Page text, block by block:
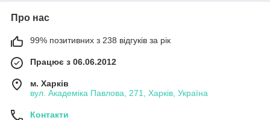
Про нас
99% позитивних з 238 відгуків за рік
Працює з 06.06.2012
м. Харків
вул. Академіка Павлова, 271, Харків, Україна
Контакти